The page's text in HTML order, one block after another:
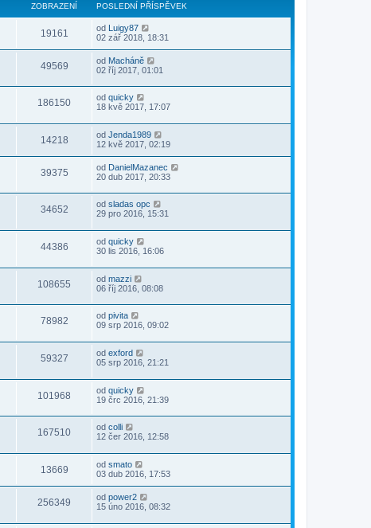
ZOBRAZENÍ POSLEDNÍ PŘÍSPĚVEK
19161 od Luigy87
02 zář 2018, 18:31
49569 od Macháně
02 říj 2017, 01:01
186150 od quicky
18 kvě 2017, 17:07
14218 od Jenda1989
12 kvě 2017, 02:19
39375 od DanielMazanec
20 dub 2017, 20:33
34652 od sladas opc
29 pro 2016, 15:31
44386 od quicky
30 lis 2016, 16:06
108655 od mazzi
06 říj 2016, 08:08
78982 od pivita
09 srp 2016, 09:02
59327 od exford
05 srp 2016, 21:21
101968 od quicky
19 črc 2016, 21:39
167510 od colli
12 čer 2016, 12:58
13669 od smato
03 dub 2016, 17:53
256349 od power2
15 úno 2016, 08:32